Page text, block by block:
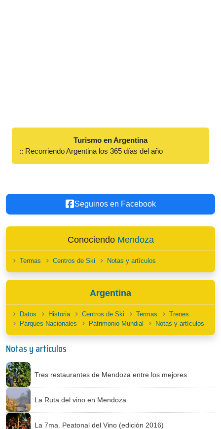
Turismo en Argentina
:: Recorriendo Argentina los 365 días del año
Seguinos en Facebook
Conociendo Mendoza
Termas Centros de Ski Notas y artículos
Argentina
Datos Historia Centros de Ski Termas
Trenes
Parques Nacionales
Patrimonio Mundial Notas y artículos
Notas y artículos
Tres restaurantes de Mendoza entre los mejores
La Ruta del vino en Mendoza
La 7ma. Peatonal del Vino (edición 2016)